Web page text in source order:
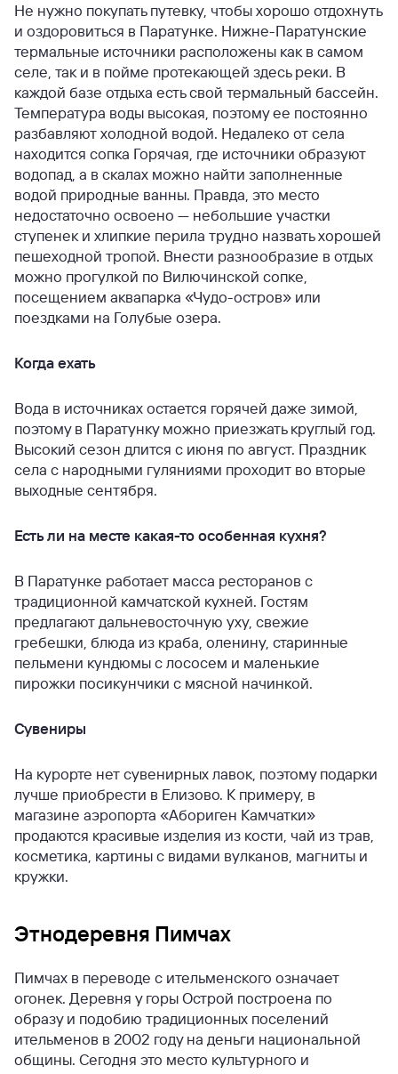
Не нужно покупать путевку, чтобы хорошо отдохнуть
и оздоровиться в Паратунке. Нижне-Паратунские
термальные источники расположены как в самом
селе, так и в пойме протекающей здесь реки. В
каждой базе отдыха есть свой термальный бассейн.
Температура воды высокая, поэтому ее постоянно
разбавляют холодной водой. Недалеко от села
находится сопка Горячая, где источники образуют
водопад, а в скалах можно найти заполненные
водой природные ванны. Правда, это место
недостаточно освоено — небольшие участки
ступенек и хлипкие перила трудно назвать хорошей
пешеходной тропой. Внести разнообразие в отдых
можно прогулкой по Вилючинской сопке,
посещением аквапарка «Чудо-остров» или
поездками на Голубые озера.
Когда ехать
Вода в источниках остается горячей даже зимой,
поэтому в Паратунку можно приезжать круглый год.
Высокий сезон длится с июня по август. Праздник
села с народными гуляниями проходит во вторые
выходные сентября.
Есть ли на месте какая-то особенная кухня?
В Паратунке работает масса ресторанов с
традиционной камчатской кухней. Гостям
предлагают дальневосточную уху, свежие
гребешки, блюда из краба, оленину, старинные
пельмени кундюмы с лососем и маленькие
пирожки посикунчики с мясной начинкой.
Сувениры
На курорте нет сувенирных лавок, поэтому подарки
лучше приобрести в Елизово. К примеру, в
магазине аэропорта «Абориген Камчатки»
продаются красивые изделия из кости, чай из трав,
косметика, картины с видами вулканов, магниты и
кружки.
Этнодеревня Пимчах
Пимчах в переводе с ительменского означает
огонек. Деревня у горы Острой построена по
образу и подобию традиционных поселений
ительменов в 2002 году на деньги национальной
общины. Сегодня это место культурного и